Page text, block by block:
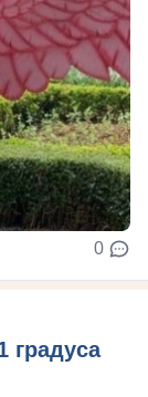
0
градуса